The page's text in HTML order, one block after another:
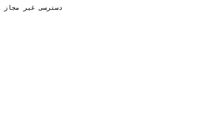
دسترسی غیر مجاز